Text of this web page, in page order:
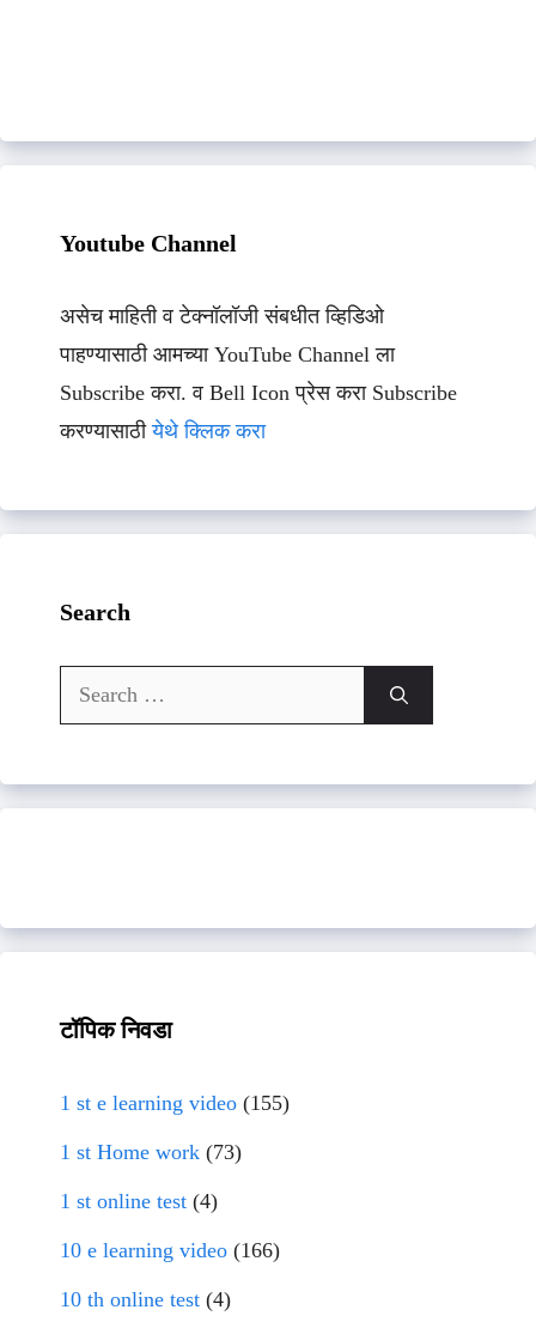
Youtube Channel
असेच माहिती व टेक्नॉलॉजी संबधीत व्हिडिओ
पाहण्यासाठी आमच्या YouTube Channel ला
Subscribe करा. व Bell Icon प्रेस करा Subscribe
करण्यासाठीयेथे क्लिक करा
Search
Search
for:
टॉपिक निवडा
1 st e learning video (155)
1 st Home work (73)
1 st online test (4)
10 e learning video (166)
10 th online test (4)